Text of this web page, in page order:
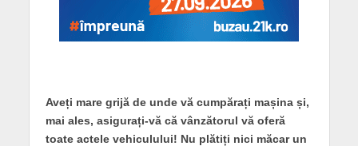
Aveți mare grijă de unde vă cumpărați mașina și,
mai ales, asigurați-vă că vânzătorul vă oferă
toate actele vehiculului! Nu plătiți nici măcar un